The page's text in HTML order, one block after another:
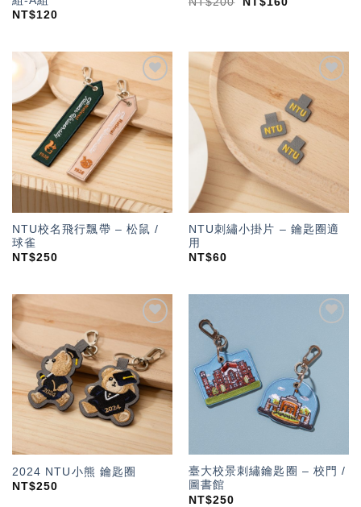
NT$120
「願
望輕
單」
NTU校名飛行飄帶 – 松鼠 /
球雀
NT$250
加入
望輕
單」
NTU刺繡小掛片 – 鑰匙圈適
用
NT$60
「願
望輕
單」
2024 NTU小熊 鑰匙圈
NT$250
望輕
臺大校景刺繡鑰匙圈 – 校門 /
圖書館
NT$250